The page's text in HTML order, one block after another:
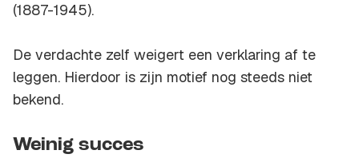
(1887-1945).
De verdachte zelf weigert een verklaring af te
leggen. Hierdoor is zijn motief nog steeds niet
bekend.
Weinig succes